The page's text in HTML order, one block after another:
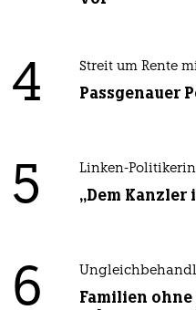
4 Streit um Rente
Passgenauer
5 Linken-
„Dem Kanzler
6
Familien